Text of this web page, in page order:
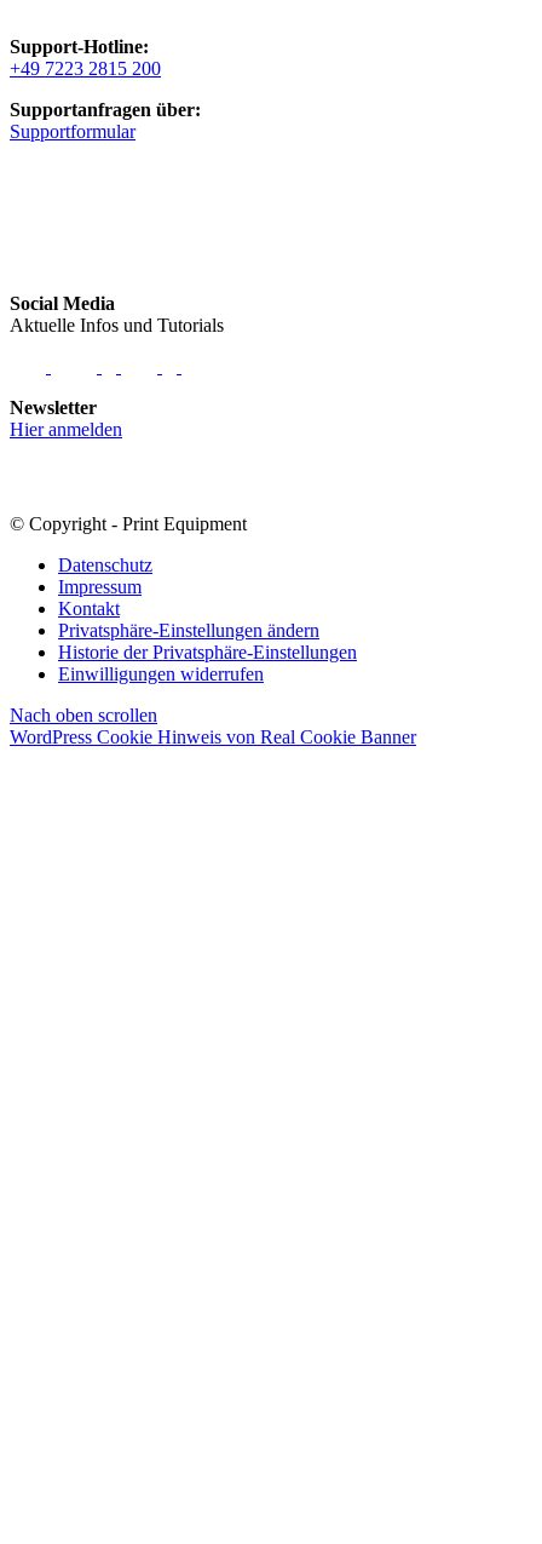
Support-Hotline:
+49 7223 2815 200
Supportanfragen über:
Supportformular
Social Media
Aktuelle Infos und Tutorials
Newsletter
Hier anmelden
© Copyright - Print Equipment
Datenschutz
Impressum
Kontakt
Privatsphäre-Einstellungen ändern
Historie der Privatsphäre-Einstellungen
Einwilligungen widerrufen
Nach oben scrollen
WordPress Cookie Hinweis von Real Cookie Banner